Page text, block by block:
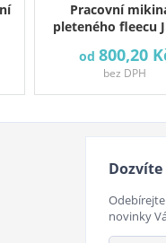
Pracovní
pleteného fleecu
od 800,20
bez DPH
novinky